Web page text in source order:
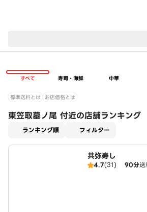
すべて 寿司・海鮮 中華
標準送料とは お店価格とは
東笠取墓ノ尾 付近の店舗ランキング
ランキング順 フィルター
共弥寿し
4.7(31) 90分